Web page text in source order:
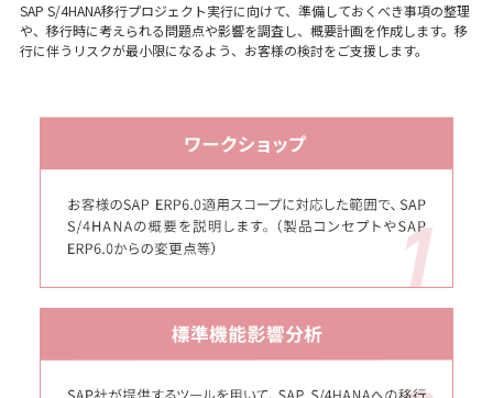
SAP S/4HANA移行プロジェクト実行に向けて、準備しておくべき事項の整理
や、移行時に考えられる問題点や影響を調査し、概要計画を作成します。移
行に伴うリスクが最小限になるよう、お客様の検討をご支援します。